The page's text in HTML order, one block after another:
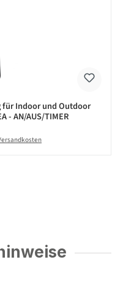
für Indoor und Outdoor
- AN/AUS/TIMER
Preis: